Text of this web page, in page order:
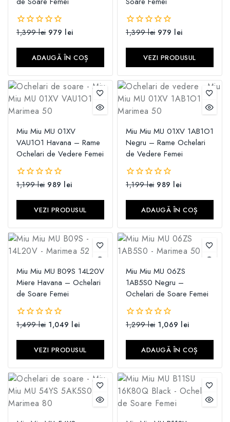
0
1,399lei 979 lei
ADAUGĂ ÎN COȘ
0
1,399lei 979 lei
VEZI PRODUSUL
Miu Miu MU 01XV
VAU1O1 Havana – Rame
Ochelari de Vedere Femei
0
5
1,199lei 989 lei
VEZI PRODUSUL
Miu Miu MU 01XV 1AB1O1
Negru – Rame Ochelari
de Vedere Femei
0
5
1,199lei 989 lei
ADAUGĂ ÎN COȘ
Miu Miu MU B09S 14L20V
Miere Havana – Ochelari
de Soare Femei
0
5
1,499lei 1,049 lei
VEZI PRODUSUL
Miu Miu MU 06ZS
1AB5S0 Negru –
Ochelari de Soare Femei
0
5
1,299lei 1,069 lei
ADAUGĂ ÎN COȘ